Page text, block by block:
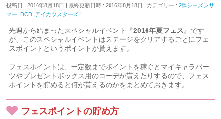
投稿日 : 2016年8月18日 最終更新日時 : 2016年8月18日 カテゴリー :2弾シーズンサ
マー ,DCD アイカツスターズ！
先週から始まったスペシャルイベント『2016年夏フェス 』です
が、このスペシャルイベントはステージをクリアするごとにフェ
スポイントというポイントが貰えます。
フェスポイントは、一定数までポイントを稼ぐとマイキャラパー
ツやプレゼントボックス用のコーデが貰えたりするので、フェス
ポイントを貯めると何が貰えるのかをまとめておきます。
フェスポイントの貯め方